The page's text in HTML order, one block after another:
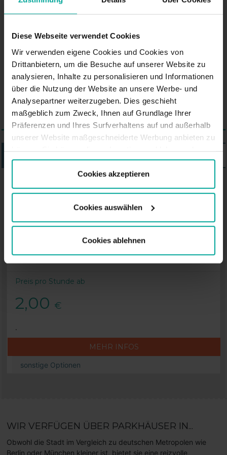
Diese Webseite verwendet Cookies
Wir verwenden eigene Cookies und Cookies von
Drittanbietern, um die Besuche auf unserer Website zu
analysieren, Inhalte zu personalisieren und Informationen
über die Nutzung der Website an unsere Werbe- und
Analysepartner weiterzugeben. Dies geschieht
maßgeblich zum Zweck, Ihnen auf Grundlage Ihrer
Präferenzen und Ihres Surfverhaltens auf und außerhalb
unserer Website maßgeschneiderte Werbung anbieten zu
Ihre Präferenzen auswählen, indem Sie auf die
entsprechende Schaltfläche klicken. Weitere
Informationen finden Sie in der Cookie-Richtlinie.
Cookies akzeptieren
Cookies auswählen
Cookies ablehnen
Vergleich zu deutschen
München kleiner ist, bietet sie
eine reizvolle Mischung aus
Tradition und Moderne und ist
sowohl wirtschaftlich als auch
kulturell ein bedeutender Ort.
LISTE KARTE
SABA-PARKHAUS IN MÖNCHENGLADBACH
Parkplatz Saba Mönchengladbach,
Mönchengladbach
Steinmetzstraße 46 , 41061
Mönchengladbach
Preis pro Stunde ab
2,00 €
.
MEHR INFOS
sonstige Optionen
WIR VERFÜGEN ÜBER PARKHÄUSER IN...
Obwohl die Stadt im Vergleich zu deutschen Metropolen wie
Berlin oder München kleiner ist, bietet sie eine reizvolle